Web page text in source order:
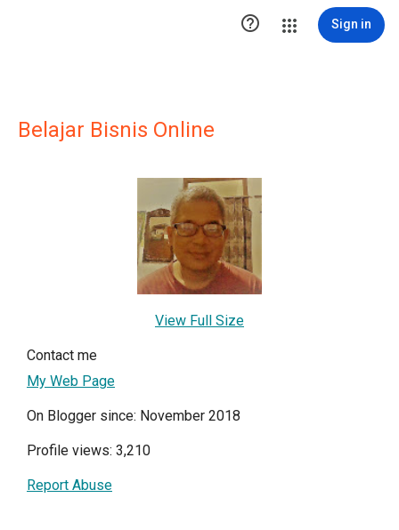
 Sign in
Belajar Bisnis Online
View Full Size
Contact me
My Web Page
On Blogger since: November 2018
Profile views: 3,210
Report Abuse